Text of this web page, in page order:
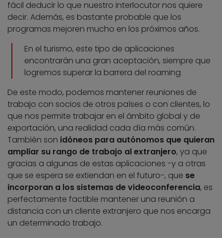
fácil deducir lo que nuestro interlocutor nos quiere
decir. Además, es bastante probable que los
programas mejoren mucho en los próximos años.
En el turismo, este tipo de aplicaciones
encontrarán una gran aceptación, siempre que
logremos superar la barrera del roaming
De este modo, podemos mantener reuniones de
trabajo con socios de otros países o con clientes, lo
que nos permite trabajar en el ámbito global y de
exportación, una realidad cada día más común.
También son idóneos para autónomos que quieran
ampliar su rango de trabajo al extranjero, ya que
gracias a algunas de estas aplicaciones -y a otras
que se espera se extiendan en el futuro-, que se
incorporan a los sistemas de videoconferencia, es
perfectamente factible mantener una reunión a
distancia con un cliente extranjero que nos encarga
un determinado trabajo.